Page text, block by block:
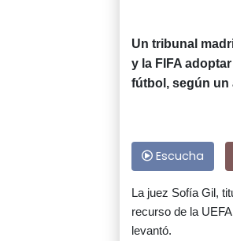
Un tribunal
y la FIFA
fútbol, según un
Escucha
La juez Sofía Gil,
recurso de la
levantó.